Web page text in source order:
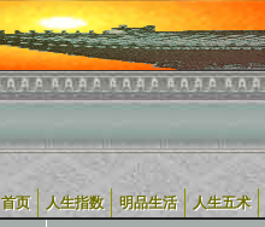
首页 人生指数 明品生活 人生五术